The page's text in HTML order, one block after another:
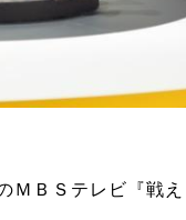
ＭＢＳテレビ『戦